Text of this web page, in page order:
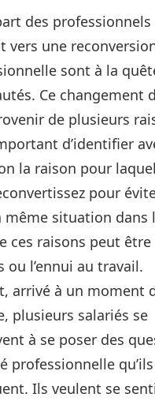
des professionnels
vers une
sont à la
Ce changement
de plusieurs
d’identifier
la raison pour
pour
même situation dans
ces raisons peut
ou l’ennui au travail.
arrivé à un moment
plusieurs salariés se
à se poser des
professionnelle qu’ils
Ils veulent se